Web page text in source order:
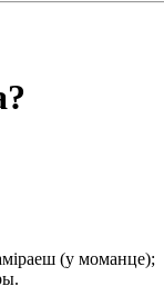
(у моманце);